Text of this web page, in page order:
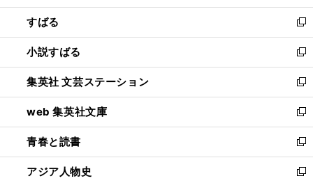
開
く
ウ
で
開
く
ン
ド
ウ
で
開
く
すばる
新
し
い
ウ
ィ
ン
ド
ウ
で
開
く
小説すばる
新
し
い
ウ
ィ
ン
ド
ウ
で
集英社 文芸ステーション
新
し
い
ウ
ィ
ン
ド
web 集英社文庫
新
し
い
ウ
ィ
青春と読書
新
し
い
アジア人物史
新